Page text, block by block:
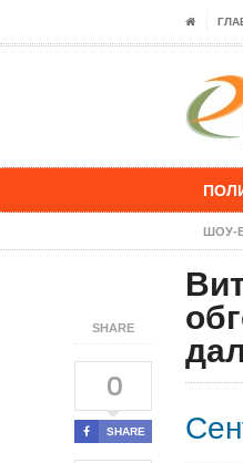
ШОУ-
SHARE
0
SHARE